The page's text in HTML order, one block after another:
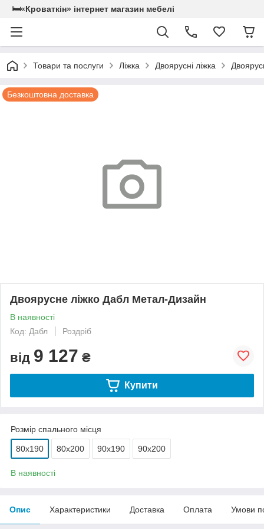
🛏«Кроваткiн» iнтернет магазин мебелi
Товари та послуги Ліжка Двоярусні ліжка
Безкоштовна доставка
Двоярусне ліжко Дабл Метал-Дизайн
В наявності
Код: Дабл
Роздріб
від 9 127 ₴
Купити
Розмір спального місця
80х190 80х200 90х190 90х200
В наявності
Опис Характеристики Доставка Оплата Умови